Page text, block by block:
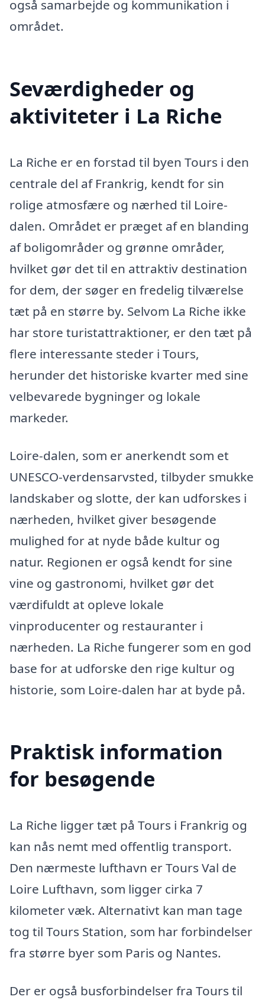
også samarbejde og kommunikation i
området.
Seværdigheder og
aktiviteter i La Riche
La Riche er en forstad til byen Tours i den
centrale del af Frankrig, kendt for sin
rolige atmosfære og nærhed til Loire-
dalen. Området er præget af en blanding
af boligområder og grønne områder,
hvilket gør det til en attraktiv destination
for dem, der søger en fredelig tilværelse
tæt på en større by. Selvom La Riche ikke
har store turistattraktioner, er den tæt på
flere interessante steder i Tours,
herunder det historiske kvarter med sine
velbevarede bygninger og lokale
markeder.
Loire-dalen, som er anerkendt som et
UNESCO-verdensarvsted, tilbyder smukke
landskaber og slotte, der kan udforskes i
nærheden, hvilket giver besøgende
mulighed for at nyde både kultur og
natur. Regionen er også kendt for sine
vine og gastronomi, hvilket gør det
værdifuldt at opleve lokale
vinproducenter og restauranter i
nærheden. La Riche fungerer som en god
base for at udforske den rige kultur og
historie, som Loire-dalen har at byde på.
Praktisk information
for besøgende
La Riche ligger tæt på Tours i Frankrig og
kan nås nemt med offentlig transport.
Den nærmeste lufthavn er Tours Val de
Loire Lufthavn, som ligger cirka 7
kilometer væk. Alternativt kan man tage
tog til Tours Station, som har forbindelser
fra større byer som Paris og Nantes.
Der er også busforbindelser fra Tours til